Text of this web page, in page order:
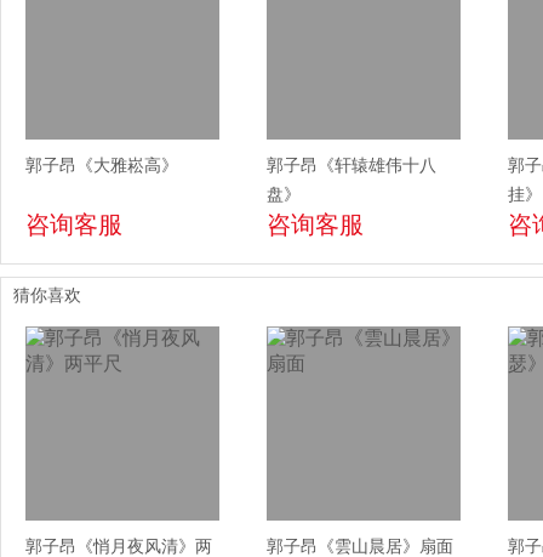
郭子昂《大雅崧高》
咨询客服
郭子昂《轩辕雄伟十八
盘》
咨询客服
郭
挂》
咨
猜你喜欢
郭子昂《悄月夜风清》两
郭子昂《雲山晨居》扇面
郭